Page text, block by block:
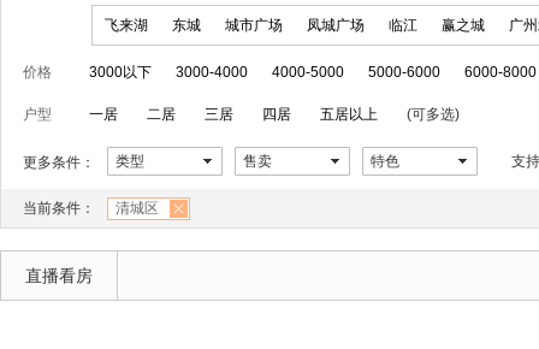
飞来湖 东城 城市广场 凤城广场 临江 赢之城 广
价格 3000以下 3000-4000 4000-5000 5000-6000 6000-8000
户型 一居 二居 三居 四居 五居以上 (可多选)
更多条件： 类型 售卖 特色 支
当前条件： 清城区
直播看房